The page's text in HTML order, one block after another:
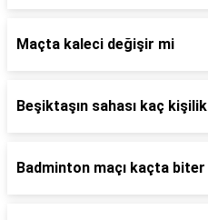
Maçta kaleci değişir mi
Beşiktaşın sahası kaç kişilik
Badminton maçı kaçta biter